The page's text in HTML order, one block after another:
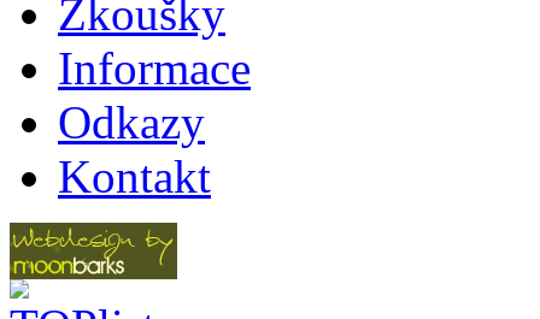
Zkoušky
Informace
Odkazy
Kontakt